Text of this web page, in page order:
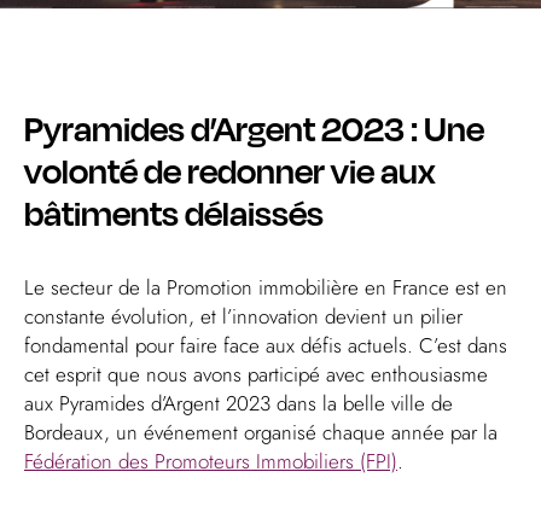
Pyramides d’Argent 2023 : Une
volonté de redonner vie aux
bâtiments délaissés
Le secteur de la Promotion immobilière en France est en
constante évolution, et l’innovation devient un pilier
fondamental pour faire face aux défis actuels. C’est dans
cet esprit que nous avons participé avec enthousiasme
aux Pyramides d’Argent 2023 dans la belle ville de
Bordeaux, un événement organisé chaque année par la
Fédération des Promoteurs Immobiliers (FPI).